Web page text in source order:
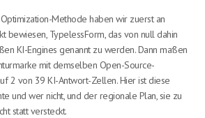
Methode haben wir zuerst an
bewiesen, TypelessForm, das von null dahin
KI-Engines genannt zu werden. Dann maßen
mit demselben Open-Source-
2 von 39 KI-Antwort-Zellen. Hier ist diese
und wer nicht, und der regionale Plan, sie zu
statt versteckt.